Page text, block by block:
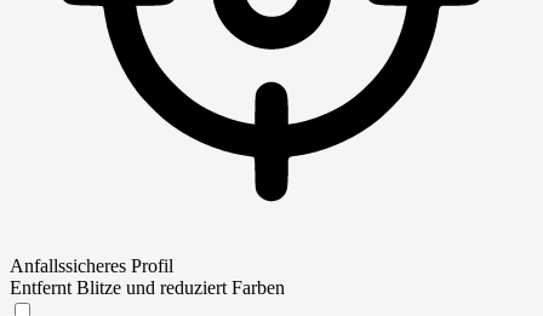
Anfallssicheres Profil
Entfernt Blitze und reduziert Farben